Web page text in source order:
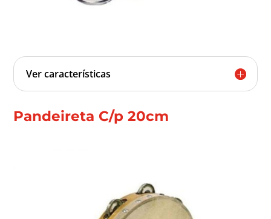
Ver características
Pandeireta C/p 20cm